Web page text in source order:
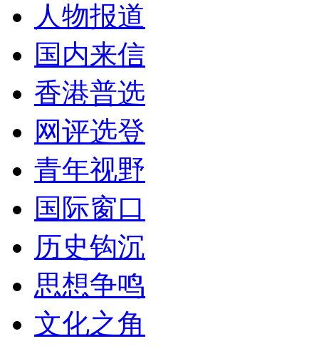
人物报道
国内来信
香港普选
网评选登
青年视野
国际窗口
历史钩沉
思想争鸣
文化之角